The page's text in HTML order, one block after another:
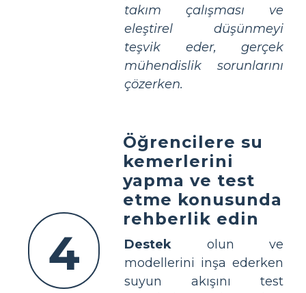
takım çalışması ve
eleştirel düşünmeyi
teşvik eder, gerçek
mühendislik sorunlarını
çözerken.
4
Öğrencilere su
kemerlerini
yapma ve test
etme konusunda
rehberlik edin
Destek olun ve
modellerini inşa ederken
suyun akışını test